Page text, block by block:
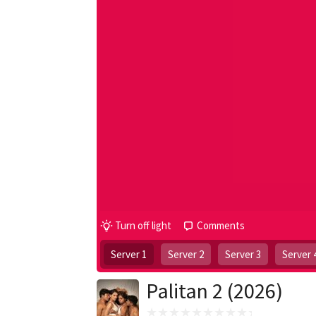
Turn off light Comments
Server 1 Server 2 Server 3 Server
Palitan 2 (2026)